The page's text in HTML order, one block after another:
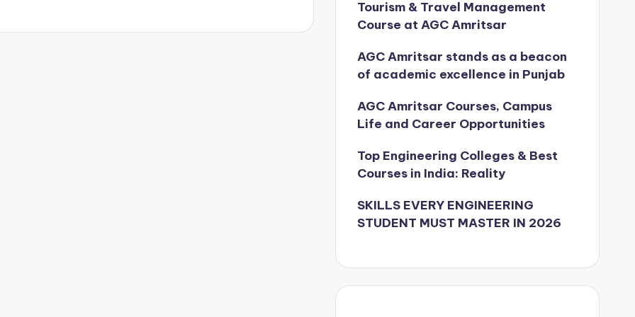
Tourism & Travel Management
Course at AGC Amritsar
AGC Amritsar stands as a beacon
of academic excellence in Punjab
AGC Amritsar Courses, Campus
Life and Career Opportunities
Top Engineering Colleges & Best
Courses in India: Reality
SKILLS EVERY ENGINEERING
STUDENT MUST MASTER IN 2026